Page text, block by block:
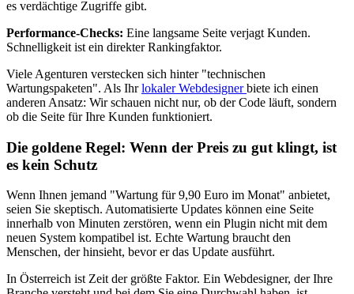
es verdächtige Zugriffe gibt.
Performance-Checks: Eine langsame Seite verjagt Kunden.
Schnelligkeit ist ein direkter Rankingfaktor.
Viele Agenturen verstecken sich hinter "technischen
Wartungspaketen". Als Ihrlokaler Webdesignerbiete ich einen
anderen Ansatz: Wir schauen nicht nur, ob der Code läuft, sondern
ob die Seite für Ihre Kunden funktioniert.
Die goldene Regel: Wenn der Preis zu gut klingt, ist
es kein Schutz
Wenn Ihnen jemand "Wartung für 9,90 Euro im Monat" anbietet,
seien Sie skeptisch. Automatisierte Updates können eine Seite
innerhalb von Minuten zerstören, wenn ein Plugin nicht mit dem
neuen System kompatibel ist. Echte Wartung braucht den
Menschen, der hinsieht, bevor er das Update ausführt.
In Österreich ist Zeit der größte Faktor. Ein Webdesigner, der Ihre